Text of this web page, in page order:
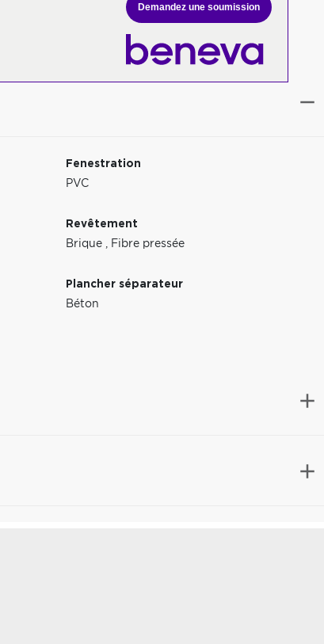
Demandez une soumission
Fenestration
PVC
Revêtement
Brique , Fibre pressée
Plancher séparateur
Béton